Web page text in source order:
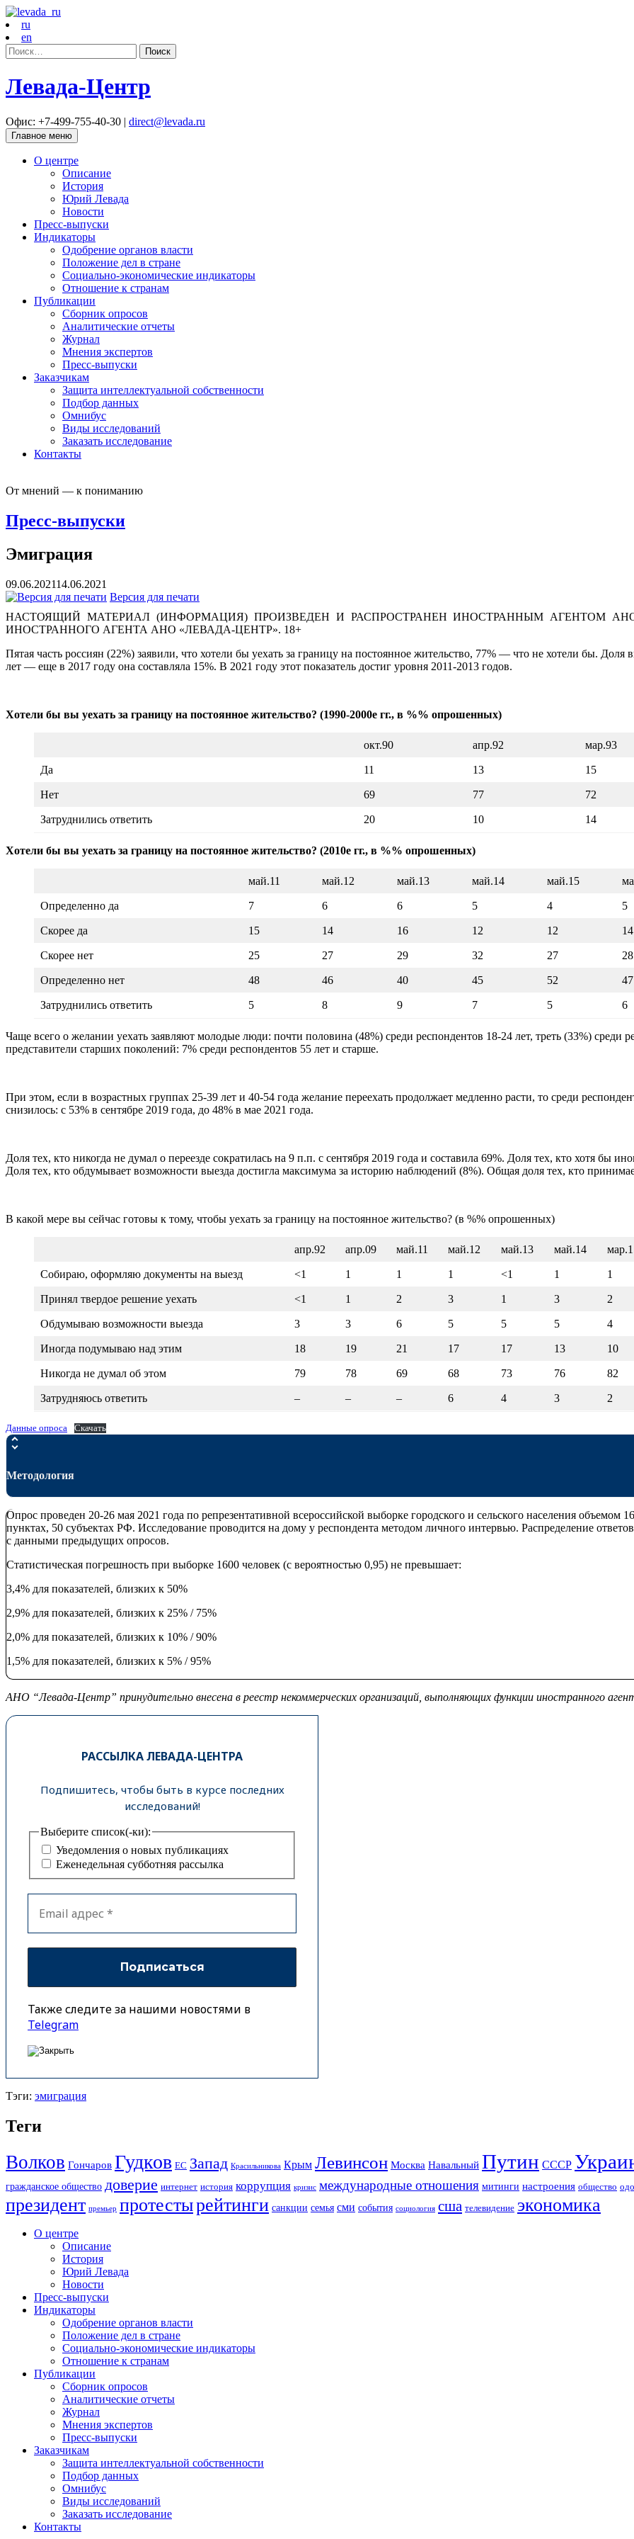
ru
en
Найти:
Левада-Центр
Офис: +7-499-755-40-30 | direct@levada.ru
Главное меню
О центре
Описание
История
Юрий Левада
Новости
Пресс-выпуски
Индикаторы
Одобрение органов власти
Положение дел в стране
Социально-экономические индикаторы
Отношение к странам
Публикации
Сборник опросов
Аналитические отчеты
Журнал
Мнения экспертов
Пресс-выпуски
Заказчикам
Защита интеллектуальной собственности
Подбор данных
Омнибус
Виды исследований
Заказать исследование
Контакты
От мнений — к пониманию
Пресс-выпуски
Эмиграция
09.06.202114.06.2021
Версия для печати
НАСТОЯЩИЙ МАТЕРИАЛ (ИНФОРМАЦИЯ) ПРОИЗВЕДЕН И РАСПРОСТРАНЕН ИНОСТРАННЫМ АГЕНТОМ
ИНОСТРАННОГО АГЕНТА АНО «ЛЕВАДА-ЦЕНТР». 18+
Пятая часть россиян (22%) заявили, что хотели бы уехать за границу на постоянное жительство, 77% — что не хотели бы.
лет — еще в 2017 году она составляла 15%. В 2021 году этот показатель достиг уровня 2011-2013 годов.
Хотели бы вы уехать за границу на постоянное жительство? (1990-2000е гг., в %% опрошенных)
окт.90 апр.92 мар.93
Да 11 13 15
Нет 69 77 72
Затруднились ответить 20 10 14
Хотели бы вы уехать за границу на постоянное жительство? (2010е гг., в %% опрошенных)
май.11 май.12 май.13 май.14 май.15
Определенно да 7 6 6 5 4 5
Скорее да 15 14 16 12 12 14
Скорее нет 25 27 29 32 27 28
Определенно нет 48 46 40 45 52 47
Затруднились ответить 5 8 9 7 5 6
Чаще всего о желании уехать заявляют молодые люди: почти половина (48%) среди респондентов 18-24 лет, треть (33%) среди
представители старших поколений: 7% среди респондентов 55 лет и старше.
При этом, если в возрастных группах 25-39 лет и 40-54 года желание переехать продолжает медленно расти, то среди
снизилось: с 53% в сентябре 2019 года, до 48% в мае 2021 года.
Доля тех, кто никогда не думал о переезде сократилась на 9 п.п. с сентября 2019 года и составила 69%. Доля тех, кто хотя бы
Доля тех, кто обдумывает возможности выезда достигла максимума за историю наблюдений (8%). Общая доля тех, кто
В какой мере вы сейчас готовы к тому, чтобы уехать за границу на постоянное жительство? (в %% опрошенных)
апр.92 апр.09 май.11 май.12 май.13 май.14
Собираю, оформляю документы на выезд <1 1 1 1 <1 1 1
Принял твердое решение уехать <1 1 2 3 1 3 2
Обдумываю возможности выезда 3 3 6 5 5 5 4
Иногда подумываю над этим 18 19 21 17 17 13 10
Никогда не думал об этом 79 78 69 68 73 76 82
Затрудняюсь ответить – – – 6 4 3 2
Данные опроса Скачать
Методология
Опрос проведен 20-26 мая 2021 года по репрезентативной всероссийской выборке городского и сельского населения объемом
пунктах, 50 субъектах РФ. Исследование проводится на дому у респондента методом личного интервью. Распределение
с данными предыдущих опросов.
Статистическая погрешность при выборке 1600 человек (с вероятностью 0,95) не превышает:
3,4% для показателей, близких к 50%
2,9% для показателей, близких к 25% / 75%
2,0% для показателей, близких к 10% / 90%
1,5% для показателей, близких к 5% / 95%
АНО “Левада-Центр” принудительно внесена в реестр некоммерческих организаций, выполняющих функции иностранного
РАССЫЛКА ЛЕВАДА-ЦЕНТРА
Подпишитесь, чтобы быть в курсе последних
исследований!
Выберите список(-ки):
Уведомления о новых публикациях
Еженедельная субботняя рассылка
Также следите за нашими новостями в
Telegram
Тэги: эмиграция
Теги
Волков Гончаров Гудков ЕС Запад Красильникова Крым Левинсон Москва Навальный Путин СССР
гражданское общество доверие интернет история коррупция кризис международные отношения митинги настроения общество
президент премьер протестырейтинги санкции семья сми события социология сша телевидение экономика
О центре
Описание
История
Юрий Левада
Новости
Пресс-выпуски
Индикаторы
Одобрение органов власти
Положение дел в стране
Социально-экономические индикаторы
Отношение к странам
Публикации
Сборник опросов
Аналитические отчеты
Журнал
Мнения экспертов
Пресс-выпуски
Заказчикам
Защита интеллектуальной собственности
Подбор данных
Омнибус
Виды исследований
Заказать исследование
Контакты